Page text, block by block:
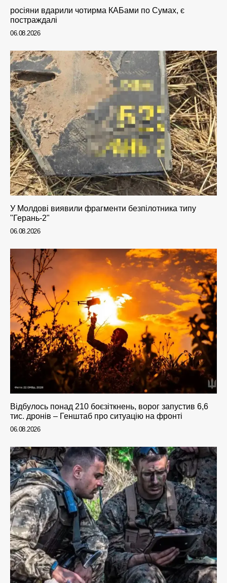
росіяни вдарили чотирма КАБами по Сумах, є
постраждалі
06.08.2026
У Молдові виявили фрагменти безпілотника типу
"Герань-2"
06.08.2026
Відбулось понад 210 боєзіткнень, ворог запустив 6,6
тис. дронів – Генштаб про ситуацію на фронті
06.08.2026